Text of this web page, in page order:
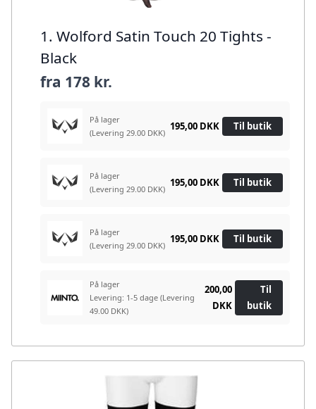
1. Wolford Satin Touch 20 Tights -
Black
fra 178 kr.
På lager
(Levering 29.00 DKK)
195,00 DKK Til butik
På lager
(Levering 29.00 DKK)
195,00 DKK Til butik
På lager
(Levering 29.00 DKK)
195,00 DKK Til butik
På lager
Levering: 1-5 dage (Levering
49.00 DKK)
200,00
DKK
Til
butik